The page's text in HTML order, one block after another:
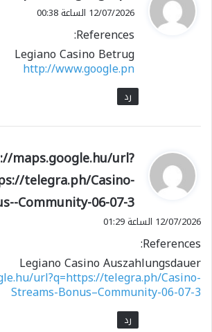
ق
ل
12/07/2026 الساعة 00:38
References:
Legiano Casino Betrug
http://www.google.pn
رد
ي
و
ل
maps.google.hu/url?
telegra.ph/Casino-
Community-06-07-3
12/07/2026 الساعة 01:29
References:
Legiano Casino Auszahlungsdauer
url?q=https://telegra.ph/Casino-
Streams-Bonus–Community-06-07-3
رد